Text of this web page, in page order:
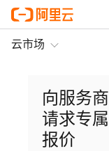
云市场
向服务商
请求专属
报价